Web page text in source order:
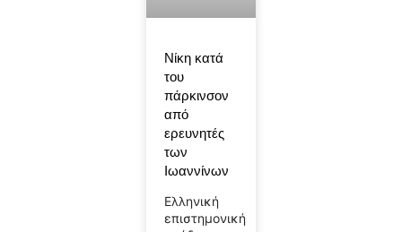
Νίκη κατά
του
πάρκινσον
από
ερευνητές
των
Ιωαννίνων
Ελληνική
επιστημονική